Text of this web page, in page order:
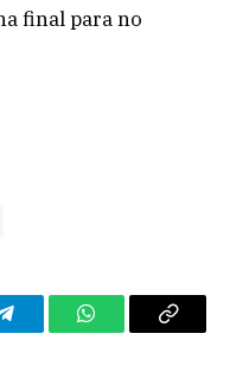
final para no
TelegramWhatsAppCopy